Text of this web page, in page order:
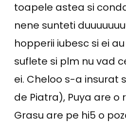
toapele astea si
nene sunteti
hopperii iubesc si ei
suflete si plm nu vad
ei. Cheloo s-a insurat
de Piatra), Puya are o
Grasu are pe hi5 o